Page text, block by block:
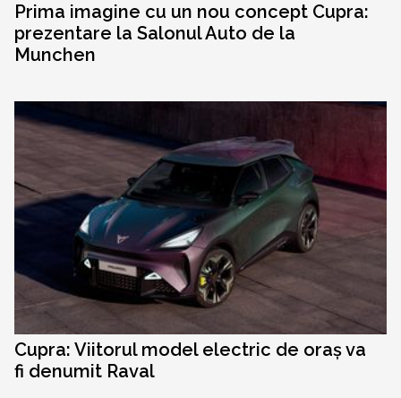
Prima imagine cu un nou concept Cupra:
prezentare la Salonul Auto de la
Munchen
Cupra: Viitorul model electric de oraș va
fi denumit Raval